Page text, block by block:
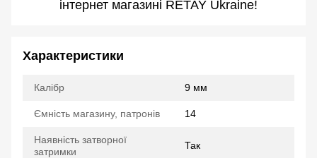
інтернет магазині RETAY Ukraine!
Характеристики
Калібр 9 мм
Ємність магазину, патронів 14
Наявність затворної
затримки
Так